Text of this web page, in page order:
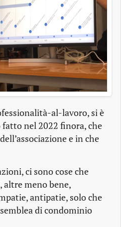
al-lavoro, si è
nel 2022 finora, che
e in che
ci sono cose che
meno bene,
antipatie, solo che
di condominio